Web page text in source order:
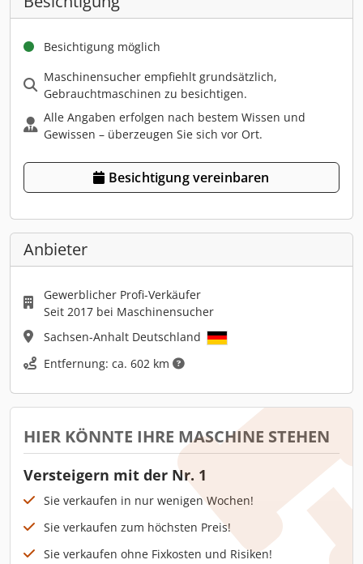
Besichtigung möglich
Maschinensucher empfiehlt grundsätzlich,
Gebrauchtmaschinen zu besichtigen.
Alle Angaben erfolgen nach bestem Wissen und
Gewissen – überzeugen Sie sich vor Ort.
Besichtigung vereinbaren
Anbieter
Gewerblicher Profi-Verkäufer
Seit 2017 bei Maschinensucher
Sachsen-Anhalt Deutschland
Entfernung: ca. 602 km
HIER KÖNNTE IHRE MASCHINE STEHEN
Versteigern mit der Nr. 1
Sie verkaufen in nur wenigen Wochen!
Sie verkaufen zum höchsten Preis!
Sie verkaufen ohne Fixkosten und Risiken!